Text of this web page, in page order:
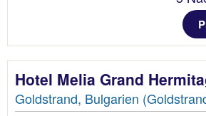
Hotel Melia Grand
Goldstrand, Bulgarien